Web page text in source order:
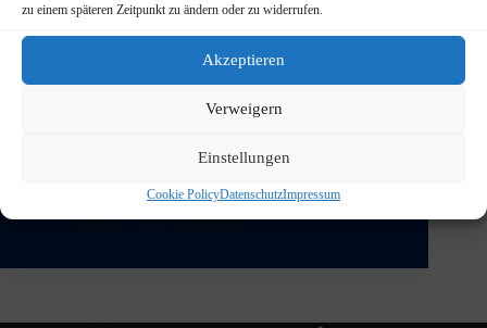
zu einem späteren Zeitpunkt zu ändern oder zu widerrufen.
Akzeptieren
Verweigern
Einstellungen
Cookie PolicyDatenschutzImpressum
Von Montag, den 20. April bis Donnerstag, den 23.
Diese Gelegenheit haben unsere Klassen 5 bis 7 und
eine Technikgruppe der 8. Klasse am Mittwoch, den
admin
24. April 2026